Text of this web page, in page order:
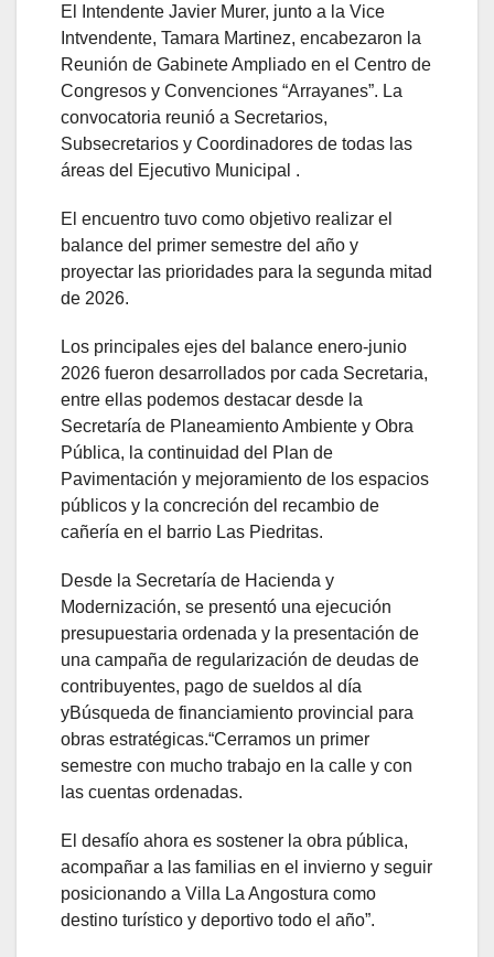
El Intendente Javier Murer, junto a la Vice
Intvendente, Tamara Martinez, encabezaron la
Reunión de Gabinete Ampliado en el Centro de
Congresos y Convenciones “Arrayanes”. La
convocatoria reunió a Secretarios,
Subsecretarios y Coordinadores de todas las
áreas del Ejecutivo Municipal .
El encuentro tuvo como objetivo realizar el
balance del primer semestre del año y
proyectar las prioridades para la segunda mitad
de 2026.
Los principales ejes del balance enero-junio
2026 fueron desarrollados por cada Secretaria,
entre ellas podemos destacar desde la
Secretaría de Planeamiento Ambiente y Obra
Pública, la continuidad del Plan de
Pavimentación y mejoramiento de los espacios
públicos y la concreción del recambio de
cañería en el barrio Las Piedritas.
Desde la Secretaría de Hacienda y
Modernización, se presentó una ejecución
presupuestaria ordenada y la presentación de
una campaña de regularización de deudas de
contribuyentes, pago de sueldos al día
yBúsqueda de financiamiento provincial para
obras estratégicas.“Cerramos un primer
semestre con mucho trabajo en la calle y con
las cuentas ordenadas.
El desafío ahora es sostener la obra pública,
acompañar a las familias en el invierno y seguir
posicionando a Villa La Angostura como
destino turístico y deportivo todo el año”.